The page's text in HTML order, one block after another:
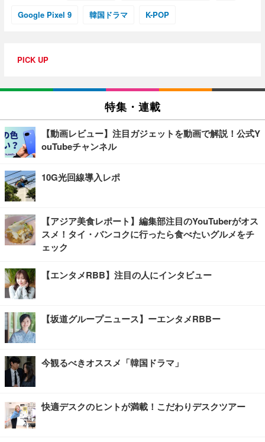
Google Pixel 9 韓国ドラマ K-POP
PICK UP
特集・連載
【動画レビュー】注目ガジェットを動画で解説！公式Y
ouTubeチャンネル
10G光回線導入レポ
【アジア美食レポート】編集部注目のYouTuberがオス
スメ！タイ・バンコクに行ったら食べたいグルメをチ
ェック
【エンタメRBB】注目の人にインタビュー
【坂道グループニュース】ーエンタメRBBー
今観るべきオススメ「韓国ドラマ」
快適デスクのヒントが満載！こだわりデスクツアー